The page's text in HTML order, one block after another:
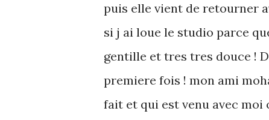
puis elle vient de retourner
si j ai loue le studio parce
gentille et tres tres douce !
premiere fois ! mon ami
fait et qui est venu avec moi